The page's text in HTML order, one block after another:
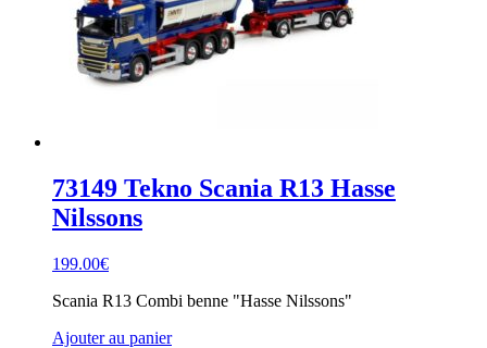
73149 Tekno Scania R13 Hasse
Nilssons
199.00€
Scania R13 Combi benne "Hasse Nilssons"
Ajouter au panier